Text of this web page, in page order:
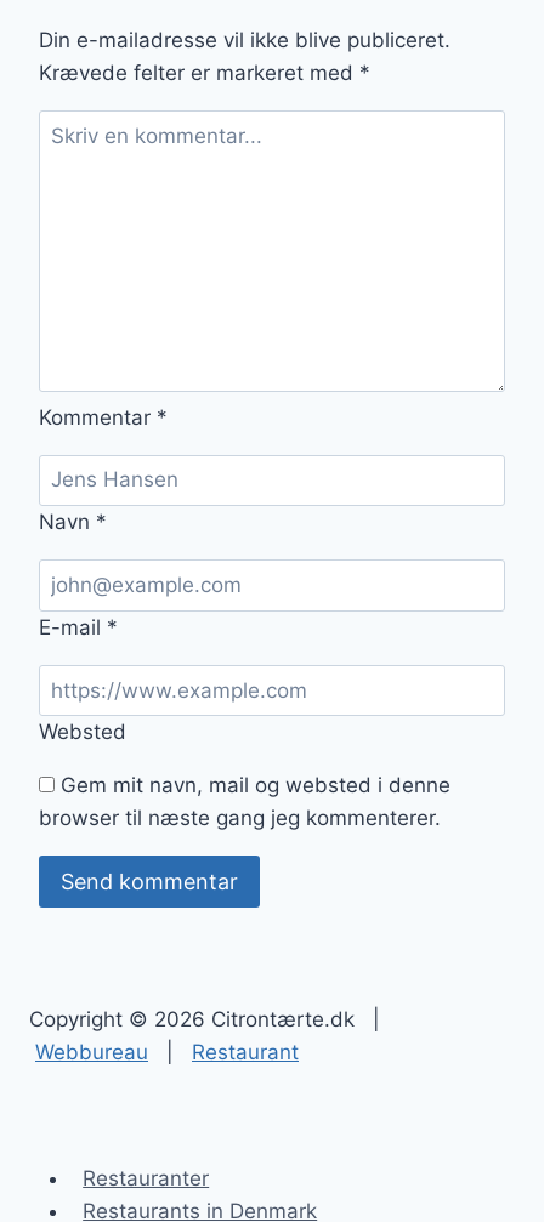
CHOKOLADEELSKERE
Din e-mailadresse vil ikke blive publiceret.
Krævede felter er markeret med *
Kommentar *
Navn *
E-mail *
Websted
Gem mit navn, mail og websted i denne
browser til næste gang jeg kommenterer.
Copyright © 2026 Citrontærte.dk |
Webbureau
Restaurant
Restauranter
Restaurants in Denmark